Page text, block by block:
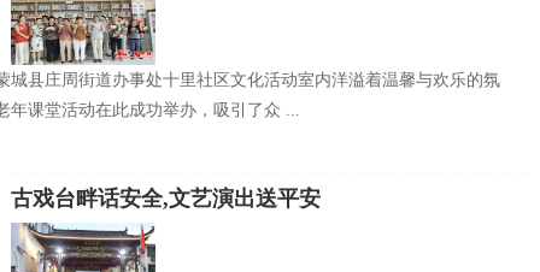
城县庄周街道办事处十里社区文化活动室内洋溢着温馨与欢乐的氛
年课堂活动在此成功举办，吸引了众 ...
古戏台畔话安全,文艺演出送平安